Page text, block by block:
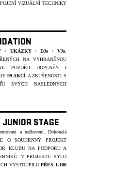
VIZUÁLNÍ TECHNIKY
+ UKÁZKY+DJs +VJs
NA VYHRANĚNOU
POZDĚJI DOPLNĚN I
99 AKCÍ A ZKUŠENOSTI S
SVÝCH NÁSLEDNÝCH
STAGE
a nažhavení. Dokonalá
O SOUHRNNÝ PROJEKT
KLUBU NA PODPORU A
V PROJEKTU BYLO
VYSTOUPILOPŘES 1.100